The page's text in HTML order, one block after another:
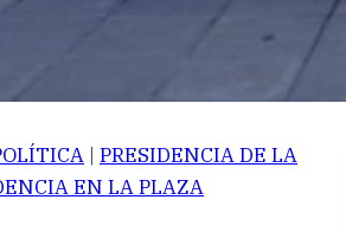
| PRESIDENCIA DE LA
EN LA PLAZA